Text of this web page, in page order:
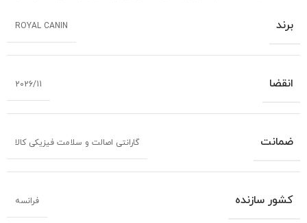
برند ROYAL CANIN
انقضا 2026/11
ضمانت گارانتی اصالت و سلامت فیزیکی کالا
کشور سازنده فرانسه